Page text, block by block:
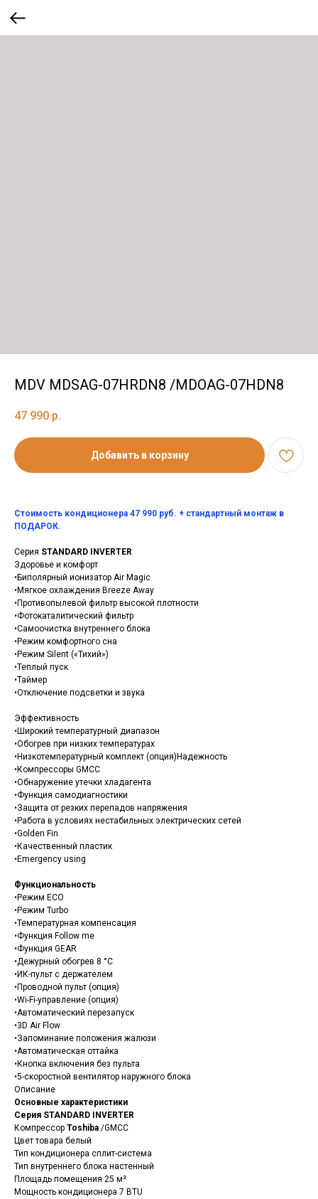
MDV MDSAG-07HRDN8 /MDOAG-07HDN8
47 990 р.
Добавить в корзину
Стоимость кондиционера 47 990 руб. + стандартный монтаж в
ПОДАРОК.
Серия STANDARD INVERTER
Здоровье и комфорт
•Биполярный ионизатор Air Magic
•Мягкое охлаждения Breeze Away
•Противопылевой фильтр высокой плотности
•Фотокаталитический фильтр
•Самоочистка внутреннего блока
•Режим комфортного сна
•Режим Silent («Тихий»)
•Теплый пуск
•Таймер
•Отключение подсветки и звука
Эффективность
•Широкий температурный диапазон
•Обогрев при низких температурах
•Низкотемпературный комплект (опция)Надежность
•Компрессоры GMCC
•Обнаружение утечки хладагента
•Функция самодиагностики
•Защита от резких перепадов напряжения
•Работа в условиях нестабильных электрических сетей
•Golden Fin
•Качественный пластик
•Emergency using
Функциональность
•Режим ECO
•Режим Turbo
•Температурная компенсация
•Функция Follow me
•Функция GEAR
•Дежурный обогрев 8 °С
•ИК-пульт с держателем
•Проводной пульт (опция)
•Wi-Fi-управление (опция)
•Автоматический перезапуск
•3D Air Flow
•Запоминание положения жалюзи
•Автоматическая оттайка
•Кнопка включения без пульта
•5-скоростной вентилятор наружного блока
Описание
Основные характеристики
Серия STANDARD INVERTER
Компрессор Toshiba /GMCC
Цвет товара белый
Тип кондиционера сплит-система
Тип внутреннего блока настенный
Площадь помещения 25 м²
Мощность кондиционера 7 BTU